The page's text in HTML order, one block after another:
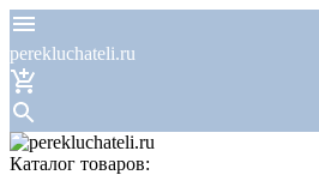
perekluchateli.ru
Каталог товаров: